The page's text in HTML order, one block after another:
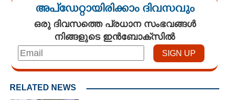
അപ്ഡേറ്റായിരിക്കാം ദിവസവും
ഒരു ദിവസത്തെ പ്രധാന സംഭവങ്ങൾ
നിങ്ങളുടെ ഇൻബോക്സിൽ
RELATED NEWS